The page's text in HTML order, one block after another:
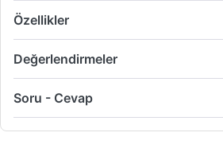
Özellikler
Değerlendirmeler
Soru - Cevap